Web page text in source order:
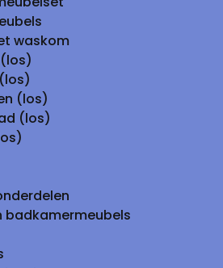
waskom
(los)
(los)
badkamermeubels